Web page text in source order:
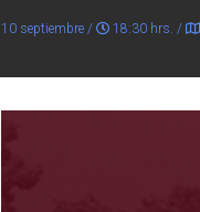
10 septiembre / 18:30 hrs. /